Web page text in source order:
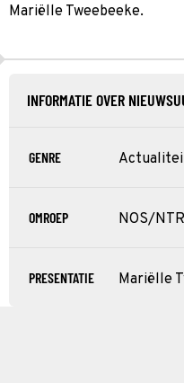
Mariëlle Tweebeeke.
INFORMATIE OVER
GENRE
OMROEP NOS/NTR
PRESENTATIE Mariëlle